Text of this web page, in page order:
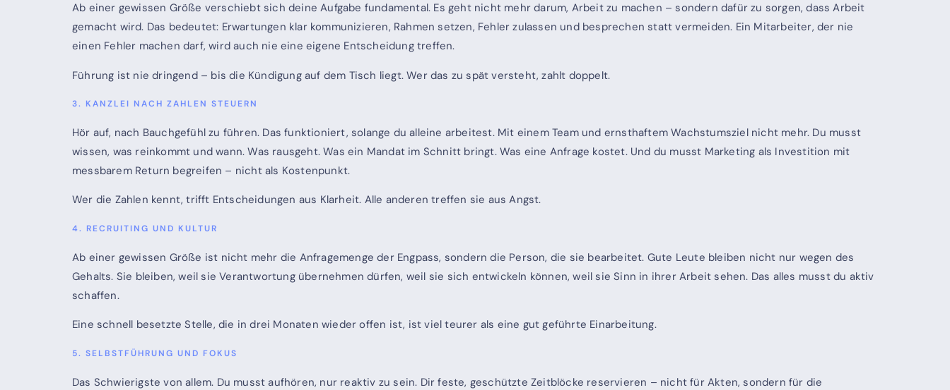
Ab einer gewissen Größe verschiebt sich deine Aufgabe fundamental. Es geht nicht mehr darum, Arbeit zu machen – sondern dafür zu sorgen, dass Arbeit
gemacht wird. Das bedeutet: Erwartungen klar kommunizieren, Rahmen setzen, Fehler zulassen und besprechen statt vermeiden. Ein Mitarbeiter, der nie
einen Fehler machen darf, wird auch nie eine eigene Entscheidung treffen.
Führung ist nie dringend – bis die Kündigung auf dem Tisch liegt. Wer das zu spät versteht, zahlt doppelt.
3. KANZLEI NACH ZAHLEN STEUERN
Hör auf, nach Bauchgefühl zu führen. Das funktioniert, solange du alleine arbeitest. Mit einem Team und ernsthaftem Wachstumsziel nicht mehr. Du musst
wissen, was reinkommt und wann. Was rausgeht. Was ein Mandat im Schnitt bringt. Was eine Anfrage kostet. Und du musst Marketing als Investition mit
messbarem Return begreifen – nicht als Kostenpunkt.
Wer die Zahlen kennt, trifft Entscheidungen aus Klarheit. Alle anderen treffen sie aus Angst.
4. RECRUITING UND KULTUR
Ab einer gewissen Größe ist nicht mehr die Anfragemenge der Engpass, sondern die Person, die sie bearbeitet. Gute Leute bleiben nicht nur wegen des
Gehalts. Sie bleiben, weil sie Verantwortung übernehmen dürfen, weil sie sich entwickeln können, weil sie Sinn in ihrer Arbeit sehen. Das alles musst du aktiv
schaffen.
Eine schnell besetzte Stelle, die in drei Monaten wieder offen ist, ist viel teurer als eine gut geführte Einarbeitung.
5. SELBSTFÜHRUNG UND FOKUS
Das Schwierigste von allem. Du musst aufhören, nur reaktiv zu sein. Dir feste, geschützte Zeitblöcke reservieren – nicht für Akten, sondern für die